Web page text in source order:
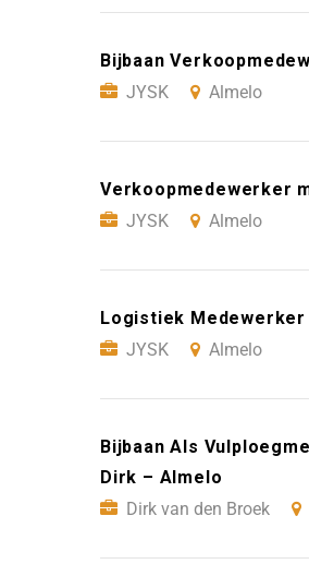
Bijbaan
JYSK
Almelo
Verkoopmedewerker
JYSK
Almelo
Logistiek Medewerker
JYSK
Almelo
Bijbaan Als
Dirk – Almelo
Dirk van den Broek